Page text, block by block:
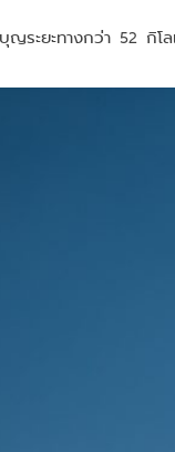
ระยะทางกว่า 52 กิโล